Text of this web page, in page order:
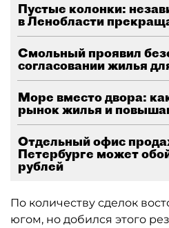
Пустые колонки:
в Ленобласти
Смольный проявил
согласовании жилья
Море вместо двора:
рынок жилья и
Отдельный офис
Петербурге может
рублей
По количеству сделок
югом, но добился этого